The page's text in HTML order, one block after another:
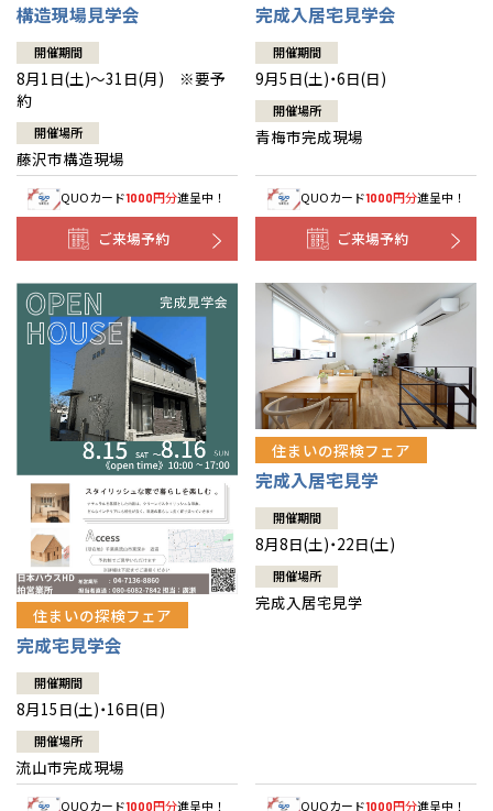
構造現場見学会
開催期間
8月1日(土)～31日(月) ※要予
約
開催場所
藤沢市構造現場
QUOカード1000円分進呈中！
ご来場予約
完成入居宅見学会
開催期間
9月5日(土)・6日(日)
開催場所
青梅市完成現場
QUOカード1000円分進呈中！
ご来場予約
住まいの探検フェア
完成宅見学会
開催期間
8月15日(土)・16日(日)
開催場所
流山市完成現場
QUOカード1000円分進呈中！
住まいの探検フェア
完成入居宅見学
開催期間
8月8日(土)・22日(土)
開催場所
完成入居宅見学
QUOカード1000円分進呈中！